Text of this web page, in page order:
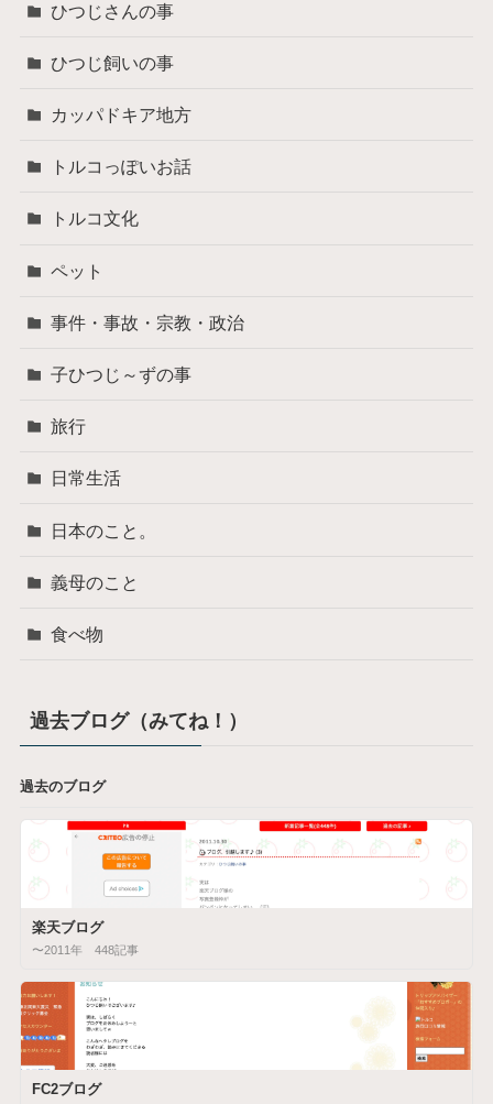
ひつじさんの事
ひつじ飼いの事
カッパドキア地方
トルコっぽいお話
トルコ文化
ペット
事件・事故・宗教・政治
子ひつじ～ずの事
旅行
日常生活
日本のこと。
義母のこと
食べ物
過去ブログ（みてね！）
過去のブログ
楽天ブログ
〜2011年 448記事
FC2ブログ